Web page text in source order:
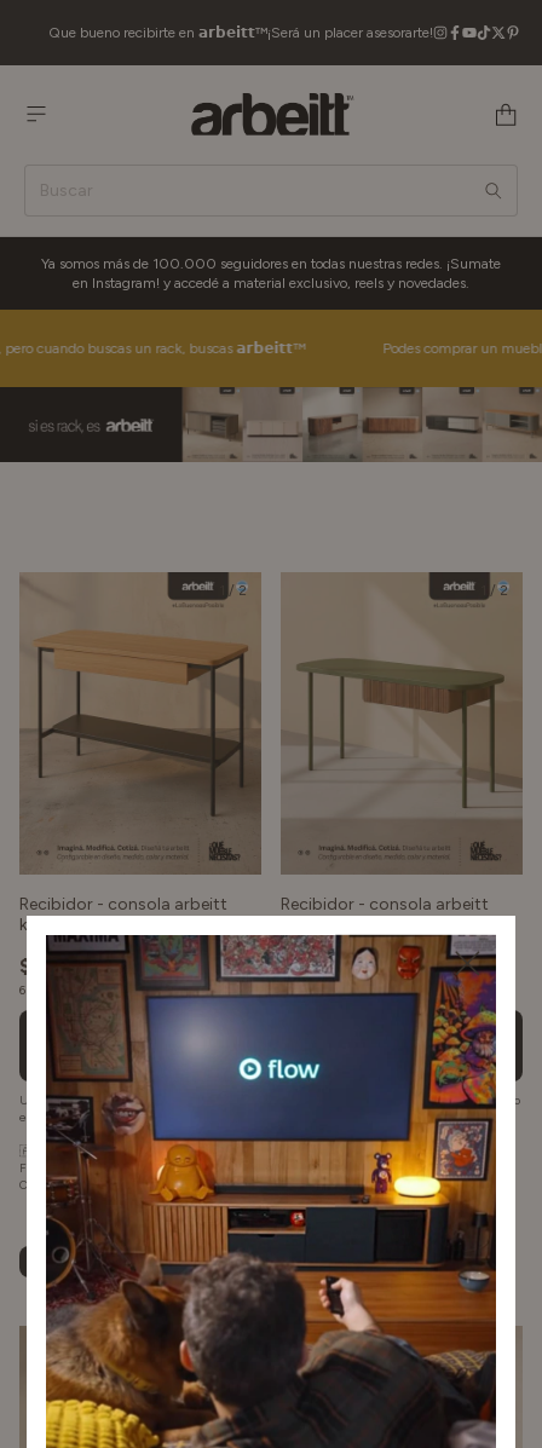
Que bueno recibirte en 𝗮𝗿𝗯𝗲𝗶𝘁𝘁™¡Será un placer asesorarte!
Ya somos más de 100.000 seguidores en todas nuestras redes. ¡Sumate
en Instagram! y accedé a material exclusivo, reels y novedades.
cuando buscas un rack, buscas 𝗮𝗿𝗯𝗲𝗶𝘁𝘁™ Podes comprar un
/2
Recibidor - consola arbeitt
kurve
$2.280.000
6 sin interés
$1.824.000
Transferencia - Depósito
Comprar
/2
Recibidor - consola arbeitt
$2.280.000
sin interés
Transferencia - Depósito
Comprar
1/